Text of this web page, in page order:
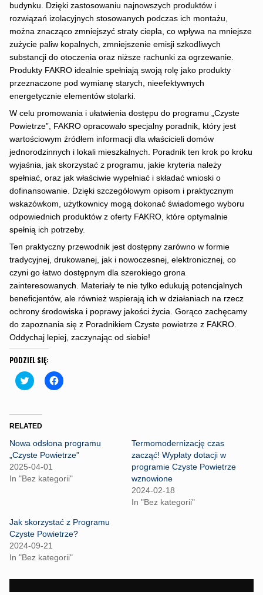
budynku. Dzięki zastosowaniu najnowszych produktów i
rozwiązań izolacyjnych stosowanych podczas ich montażu,
można znacząco zmniejszyć straty ciepła, co wpływa na mniejsze
zużycie paliw kopalnych, zmniejszenie emisji szkodliwych
substancji do otoczenia oraz niższe rachunki za ogrzewanie.
Produkty FAKRO idealnie spełniają swoją rolę jako produkty
przeznaczone pod wymianę starych, nieefektywnych
energetycznie elementów stolarki.
W celu promowania i ułatwienia dostępu do programu „Czyste
Powietrze”, FAKRO opracowało specjalny poradnik, który jest
wartościowym źródłem informacji dla właścicieli domów
jednorodzinnych i lokali mieszkalnych. Poradnik ten krok po kroku
wyjaśnia, jak skorzystać z programu, jakie kryteria należy
spełniać, oraz jak właściwie wypełniać i składać wnioski o
dofinansowanie. Dzięki szczegółowym opisom i praktycznym
wskazówkom, użytkownicy mogą dokonać świadomego wyboru
odpowiednich produktów z oferty FAKRO, które optymalnie
spełnią ich potrzeby.
Ten praktyczny przewodnik jest dostępny zarówno w formie
tradycyjnej, drukowanej, jak i nowoczesnej, elektronicznej, co
czyni go łatwo dostępnym dla szerokiego grona
zainteresowanych. Materiały te nie tylko edukują potencjalnych
beneficjentów, ale również wspierają ich w działaniach na rzecz
ochrony środowiska i poprawy jakości życia. Gorąco zachęcamy
do zapoznania się z Poradnikiem Czyste powietrze z FAKRO.
Oddychaj lepiej, zaczynając od siebie!
PODZIEL SIĘ:
C
l
t
o
h
a
r
e
o
n
t
e
r
(
O
p
e
s
C
l
h
a
r
n
b
o
o
k
O
p
n
RELATED
Nowa odsłona programu
„Czyste Powietrze”
2025-04-01
In "Bez kategorii"
Termomodernizację czas
zacząć! Wypłaty dotacji w
programie Czyste Powietrze
wznowione
2024-02-18
In "Bez kategorii"
Jak skorzystać z Programu
Czyste Powietrze?
2024-09-21
In "Bez kategorii"